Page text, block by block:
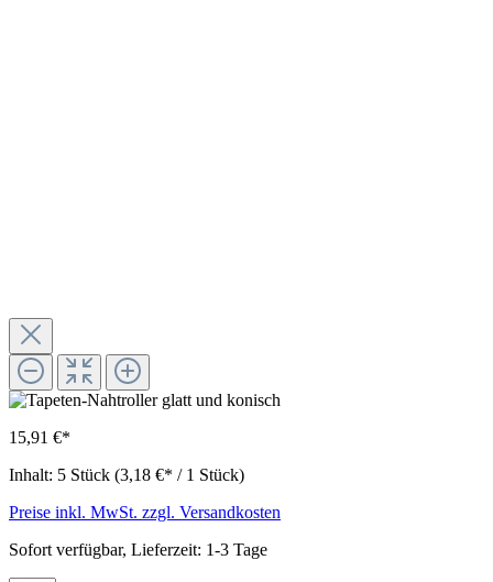
15,91 €*
Inhalt: 5 Stück (3,18 €* / 1 Stück)
Preise inkl. MwSt. zzgl. Versandkosten
Sofort verfügbar, Lieferzeit: 1-3 Tage